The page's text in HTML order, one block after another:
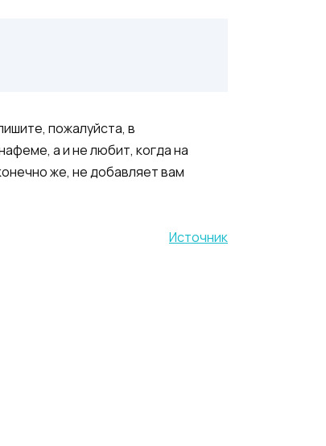
пожалуйста, в
а и не любит, когда на
же, не добавляет вам
Источник